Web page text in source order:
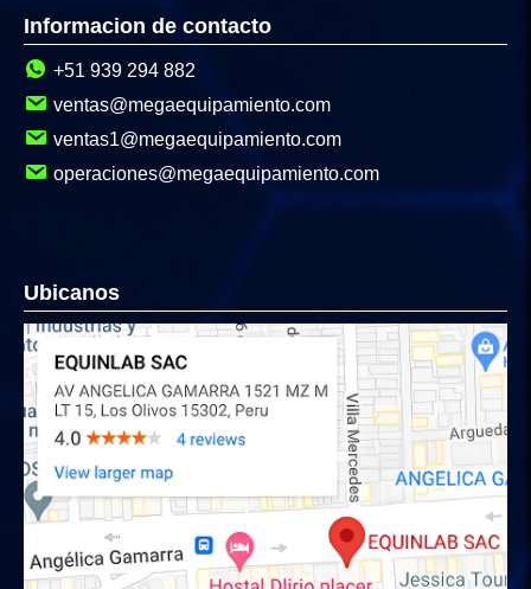
Informacion de contacto
+51 939 294 882
ventas@megaequipamiento.com
ventas1@megaequipamiento.com
operaciones@megaequipamiento.com
Ubicanos